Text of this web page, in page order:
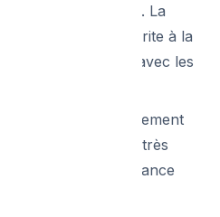
non déclaré. La
entreprise inscrite à la
Entreprises (BCE) avec les
:
Le nouvel équipement
européennes très
de performance
autorisé).